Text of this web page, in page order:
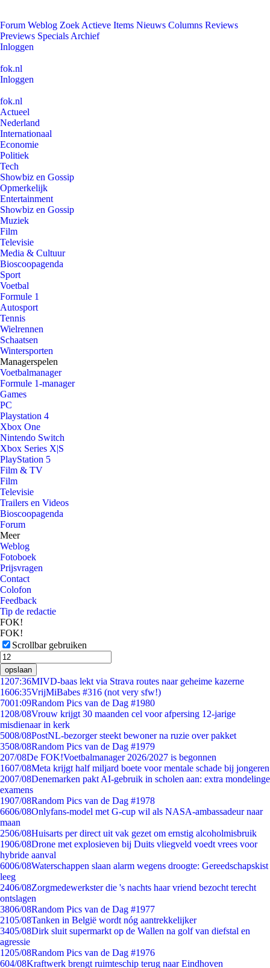
Forum Weblog Zoek Actieve Items Nieuws Columns Reviews
Previews Specials Archief
Inloggen
fok.nl
Inloggen
fok.nl
Actueel
Nederland
Internationaal
Economie
Politiek
Tech
Showbiz en Gossip
Opmerkelijk
Entertainment
Showbiz en Gossip
Muziek
Film
Televisie
Media & Cultuur
Bioscoopagenda
Sport
Voetbal
Formule 1
Autosport
Tennis
Wielrennen
Schaatsen
Wintersporten
Managerspelen
Voetbalmanager
Formule 1-manager
Games
PC
Playstation 4
Xbox One
Nintendo Switch
Xbox Series X|S
PlayStation 5
Film & TV
Film
Televisie
Trailers en Videos
Bioscoopagenda
Forum
Meer
Weblog
Fotoboek
Prijsvragen
Contact
Colofon
Feedback
Tip de redactie
FOK!
FOK!
Scrollbar gebruiken
opslaan
1207:36MIVD-baas lekt via Strava routes naar geheime kazerne
1606:35VrijMiBabes #316 (not very sfw!)
7001:09Random Pics van de Dag #1980
1208/08Vrouw krijgt 30 maanden cel voor afpersing 12-jarige
misdienaar in kerk
5008/08PostNL-bezorger steekt bewoner na ruzie over pakket
3508/08Random Pics van de Dag #1979
207/08De FOK!Voetbalmanager 2026/2027 is begonnen
1607/08Meta krijgt half miljard boete voor mentale schade bij jongeren
2007/08Denemarken pakt AI-gebruik in scholen aan: extra mondelinge
examens
1907/08Random Pics van de Dag #1978
6606/08Onlyfans-model met G-cup wil als NASA-ambassadeur naar
maan
2506/08Huisarts per direct uit vak gezet om ernstig alcoholmisbruik
1906/08Drone met explosieven bij Duits vliegveld voedt vrees voor
hybride aanval
6006/08Waterschappen slaan alarm wegens droogte: Gereedschapskist
leeg
2406/08Zorgmedewerkster die 's nachts haar vriend bezocht terecht
ontslagen
3806/08Random Pics van de Dag #1977
2105/08Tanken in België wordt nóg aantrekkelijker
3405/08Dirk sluit supermarkt op de Wallen na golf van diefstal en
agressie
1205/08Random Pics van de Dag #1976
604/08Kraftwerk brengt ruimteschip terug naar Eindhoven